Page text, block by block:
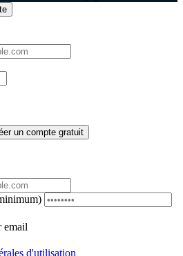
un compte gratuit
email
d'utilisation